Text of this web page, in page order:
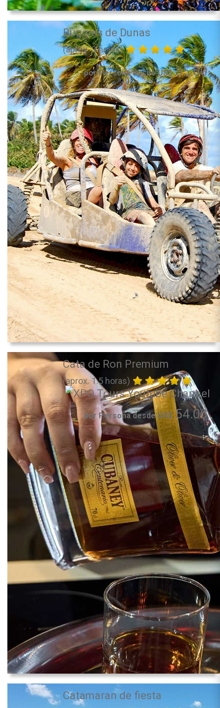
Buggies de Dunas
(aprox. 3 horas)
por Persona desde US$35.00
Cata de Ron Premium
(aprox. 1.5 horas)
por Persona desde US$54.00
Catamaran de fiesta